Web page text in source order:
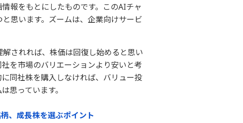
報をもとにしたものです。このAIチャ
思います。ズームは、企業向けサービ
されれば、株価は回復し始めると思い
を市場のバリエーションより安いと考
同社株を購入しなければ、バリュー投
思っています。
、成長株を選ぶポイント